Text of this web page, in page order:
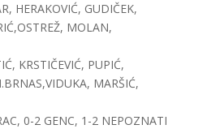
HERAKOVIĆ, GUDIČEK,
MOLAN,
KRSTIČEVIĆ, PUPIĆ,
MARŠIĆ,
0-2 GENC, 1-2 NEPOZNATI